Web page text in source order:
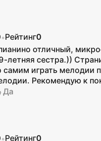
•Рейтинг0
отличный,
летняя сестра.))
играть мелодии
Рекомендую к
Да
•Рейтинг0